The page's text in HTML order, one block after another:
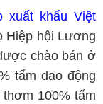
xuất khẩu Việt
Hiệp hội Lương
chào bán ở
tấm dao động
100% tấm